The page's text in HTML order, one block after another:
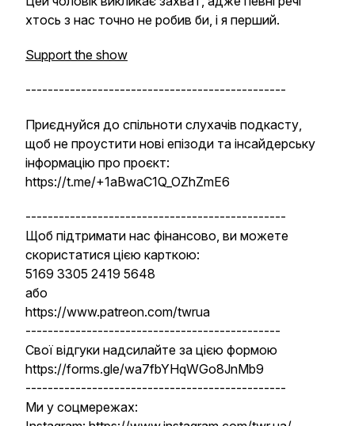
хтось з нас точно не робив би, і я перший.
Support the show
-----------------------------------------------
Приєднуйся до спільноти слухачів подкасту,
щоб не проустити нові епізоди та інсайдерську
інформацію про проєкт:
https://t.me/+1aBwaC1Q_OZhZmE6
-----------------------------------------------
Щоб підтримати нас фінансово, ви можете
скористатися цією карткою:
5169 3305 2419 5648
або
https://www.patreon.com/twrua
----------------------------------------------
Свої відгуки надсилайте за цією формою
https://forms.gle/wa7fbYHqWGo8JnMb9
-----------------------------------------------
Ми у соцмережах: